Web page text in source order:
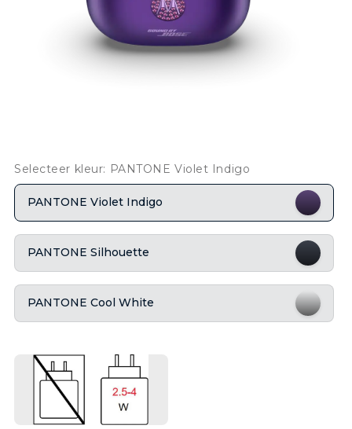
Selecteer kleur: PANTONE Violet Indigo
PANTONE Violet Indigo
PANTONE Silhouette
PANTONE Cool White